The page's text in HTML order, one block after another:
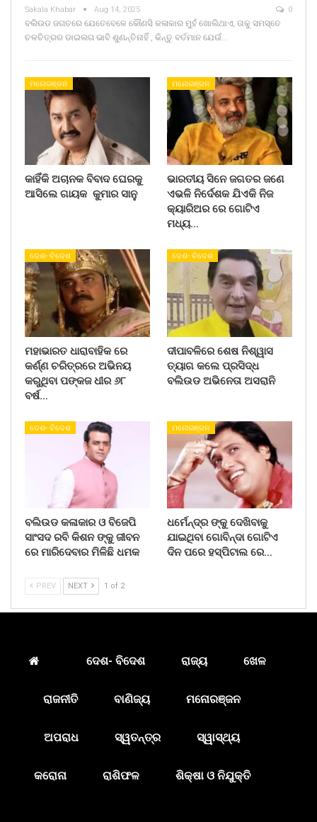
Sakala Khabar Aug 14, 2025 0
ବଲିଉଡ ଜଗତରେ ଯେତେବେଳେ କୌଣସି କଳାକାର ମୁହଁ ଖୋଲିଥାଏ, ତାକୁ ସମସ୍ତେ
ଚଳଚିତ୍ରର ଡାଇଲଗ ଭାବି ଶୁଣନ୍ତିନାହିଁ , କିନ୍ତୁ ବର୍ତମାନ ଯେଉଁ…
ମନୋରଞ୍ଜନ
କାହିଁକି ଅଚାନକ ବିବାଦ ଘେରକୁ
ଆସିଲେ ଗାୟକ କୁମାର ସାନୁ
ମନୋରଞ୍ଜନ
ଭାରତୀୟ ସିନେ ଜଗତର ଜଣେ
ଏଭଳି ନିର୍ଦେଶକ ଯିଏକି ନିଜ
କ୍ୟାରିଅର ରେ ଗୋଟିଏ
ମଧ୍ୟ…
ଦେଶ- ବିଦେଶ
ମହାଭାରତ ଧାରାବାହିକ ରେ
କର୍ଣ୍ଣ ଚରିତ୍ରରେ ଅଭିନୟ
କରୁଥିବା ପଙ୍କଜ ଧୀର ୬୮
ବର୍ଷ…
ଦେଶ- ବିଦେଶ
ଦୀପାବଳିରେ ଶେଷ ନିଶ୍ୱାସ
ତ୍ୟାଗ କଲେ ପ୍ରସିଦ୍ଧ
ବଲିଉଡ ଅଭିନେତା ଅସରାନି
ଦେଶ- ବିଦେଶ
ବଲିଉଡ କଳାକାର ଓ ବିଜେପି
ସାଂସଦ ରବି କିଶନ ଙ୍କୁ ଜୀବନ
ରେ ମାରିଦେବାର ମିଳିଛି ଧମକ
ମନୋରଞ୍ଜନ
ଧର୍ମେନ୍ଦ୍ର ଙ୍କୁ ଦେଖିବାକୁ
ଯାଇଥିବା ଗୋବିନ୍ଦା ଗୋଟିଏ
ଦିନ ପରେ ହସ୍ପିଟାଲ ରେ…
PREV NEXT 1 of 2
ଦେଶ- ବିଦେଶ ରାଜ୍ୟ ଖେଳ
ରାଜନୀତି ବାଣିଜ୍ୟ ମନୋରଞ୍ଜନ
ଅପରାଧ ସ୍ୱତନ୍ତ୍ର ସ୍ୱାସ୍ଥ୍ୟ
କରୋନା ରାଶିଫଳ ଶିକ୍ଷା ଓ ନିଯୁକ୍ତି